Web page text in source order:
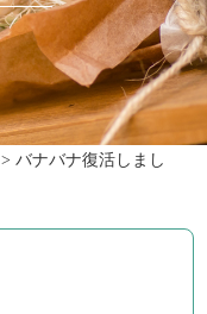
>バナバナ復活しまし